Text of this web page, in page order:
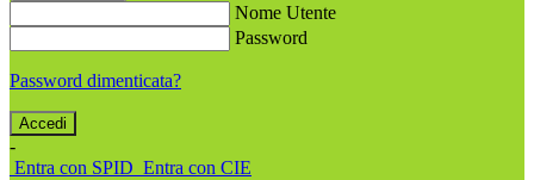
Nome Utente
Password
Password dimenticata?
-
Entra con SPID Entra con CIE